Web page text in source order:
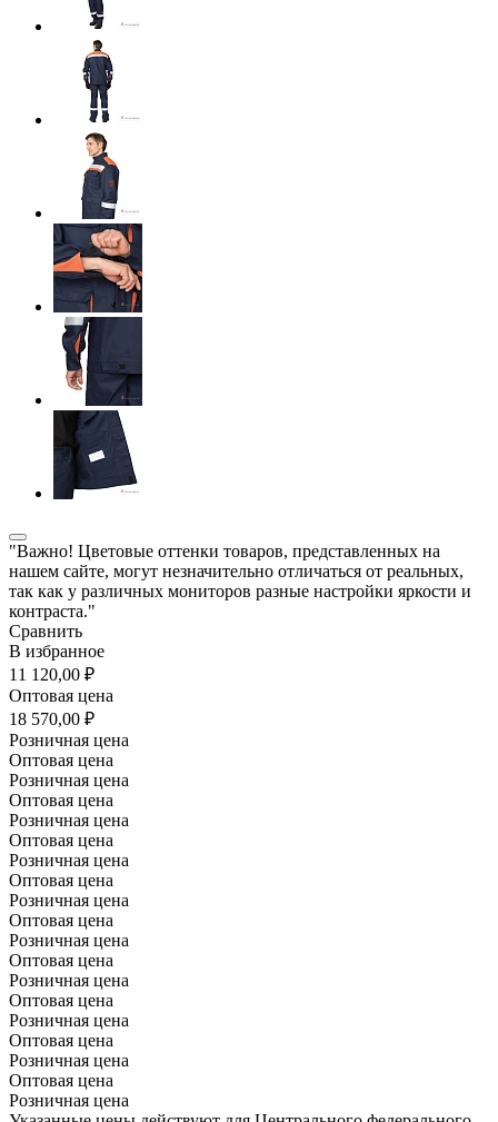
"Важно! Цветовые оттенки товаров, представленных на
нашем сайте, могут незначительно отличаться от реальных,
так как у различных мониторов разные настройки яркости и
контраста."
Сравнить
В избранное
11 120,00 ₽
Оптовая цена
18 570,00 ₽
Розничная цена
Оптовая цена
Розничная цена
Оптовая цена
Розничная цена
Оптовая цена
Розничная цена
Оптовая цена
Розничная цена
Оптовая цена
Розничная цена
Оптовая цена
Розничная цена
Оптовая цена
Розничная цена
Оптовая цена
Розничная цена
Оптовая цена
Розничная цена